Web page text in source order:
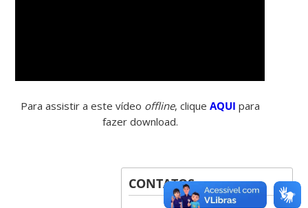
Para assistir a este vídeo offline, clique AQUI para
fazer download.
CONTATOS